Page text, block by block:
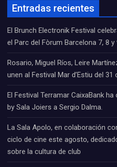
Entradas recientes
El Brunch Electronik Festival
el Parc del Fòrum Barcelona 7, 8
Rosario, Miguel Ríos, Leire
unen al Festival Mar d’Estiu del
El Festival Terramar CaixaBank
by Sala Joiers a Sergio Dalma.
La Sala Apolo, en colaboración
ciclo de cine este agosto,
sobre la cultura de club